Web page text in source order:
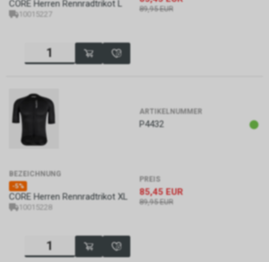
CORE Herren Rennradtrikot L
10015227
89,95 EUR
ARTIKELNUMMER
P4432
BEZEICHNUNG
-5%
CORE Herren Rennradtrikot XL
10015228
PREIS
85,45 EUR
89,95 EUR